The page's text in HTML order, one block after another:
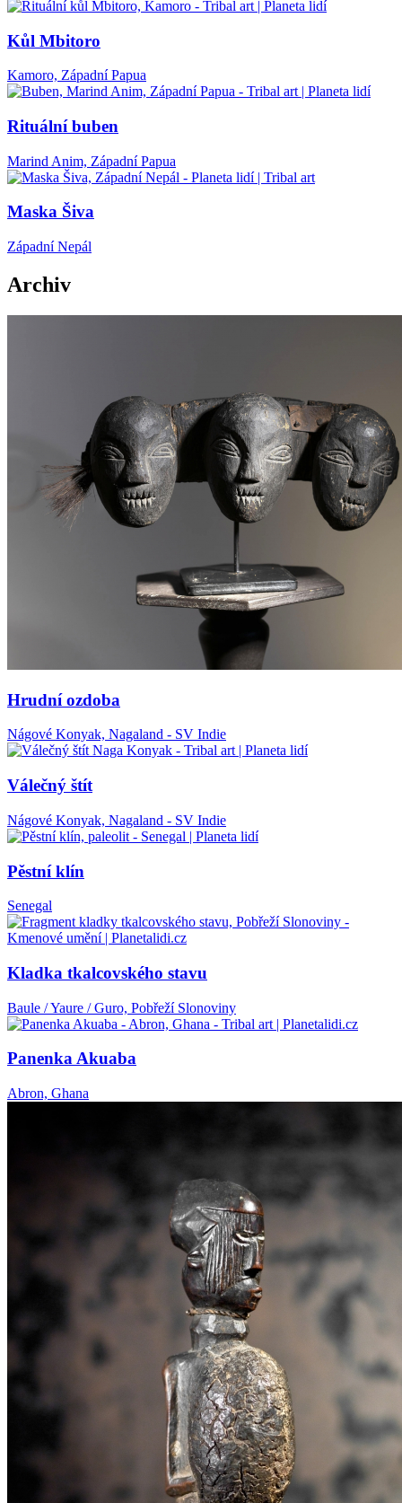
Kůl Mbitoro
Kamoro, Západní Papua
Rituální buben
Marind Anim, Západní Papua
Maska Šiva
Západní Nepál
Archiv
Hrudní ozdoba
Nágové Konyak, Nagaland - SV Indie
Válečný štít
Nágové Konyak, Nagaland - SV Indie
Pěstní klín
Senegal
Kladka tkalcovského stavu
Baule / Yaure / Guro, Pobřeží Slonoviny
Panenka Akuaba
Abron, Ghana